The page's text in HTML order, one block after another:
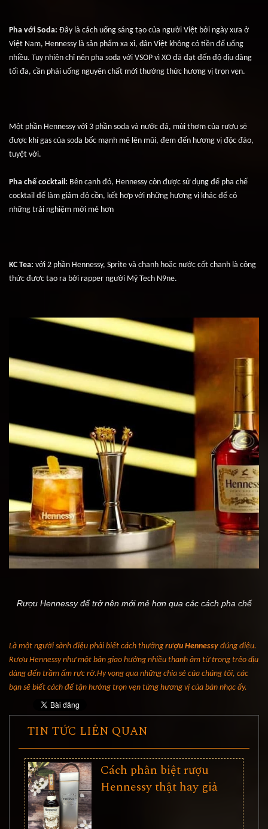
Pha với Soda: Đây là cách uống sáng tạo của người Việt bởi ngày xưa ở
Việt Nam, Hennessy là sản phẩm xa xỉ, dân Việt không có tiền để uống
nhiều. Tuy nhiên chỉ nên pha soda với VSOP vì XO đã đạt đến độ dịu dàng
tối đa, cần phải uống nguyên chất mới thưởng thức hương vị trọn vẹn.
Một phần Hennessy với 3 phần soda và nước đá, mùi thơm của rượu sẽ
được khí gas của soda bốc mạnh mẽ lên mũi, đem đến hương vị độc đáo,
tuyệt vời.
Pha chế cocktail: Bên cạnh đó, Hennessy còn được sử dụng để pha chế
cocktail để làm giảm độ cồn, kết hợp với những hương vị khác để có
những trải nghiệm mới mẻ hơn
KC Tea: với 2 phần Hennessy, Sprite và chanh hoặc nước cốt chanh là công
thức được tạo ra bởi rapper người Mỹ Tech N9ne.
Rượu Hennessy để trở nên mới mẻ hơn qua các cách pha chế
Là một người sành điệu phải biết cách thưởng rượu Hennessy đúng điệu.
Rượu Hennessy như một bản giao hưởng nhiều thanh âm từ trong trẻo dịu
dàng đến trầm ấm rực rỡ.Hy vọng qua những chia sẻ của chúng tôi, các
bạn sẽ biết cách để tận hưởng trọn vẹn từng hương vị của bản nhạc ấy.
TIN TỨC LIÊN QUAN
Cách phân biệt rượu
Hennessy thật hay giả